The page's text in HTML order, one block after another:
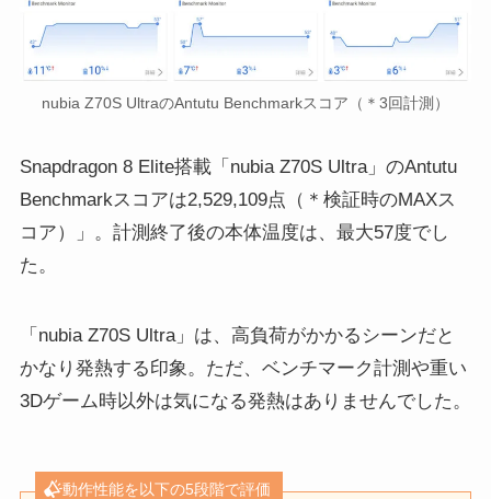
nubia Z70S UltraのAntutu Benchmarkスコア（＊3回計測）
Snapdragon 8 Elite搭載「nubia Z70S Ultra」のAntutu
Benchmarkスコアは2,529,109点（＊検証時のMAXス
コア）」。計測終了後の本体温度は、最大57度でし
た。
「nubia Z70S Ultra」は、高負荷がかかるシーンだと
かなり発熱する印象。ただ、ベンチマーク計測や重い
3Dゲーム時以外は気になる発熱はありませんでした。
動作性能を以下の5段階で評価